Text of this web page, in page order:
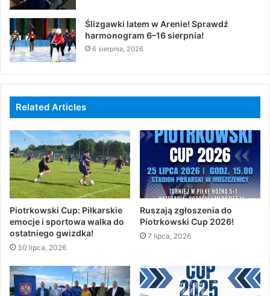
Ślizgawki latem w Arenie! Sprawdź
harmonogram 6–16 sierpnia!
6 sierpnia, 2026
Related Articles
Piotrkowski Cup: Piłkarskie
emocje i sportowa walka do
ostatniego gwizdka!
30 lipca, 2026
Ruszają zgłoszenia do
Piotrkowski Cup 2026!
7 lipca, 2026